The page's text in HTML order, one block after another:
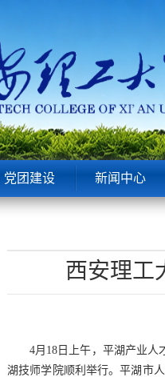
党团建设 新闻中心
西安理工
4月18日上午，平湖产业人
湖技师学院顺利举行。平湖市